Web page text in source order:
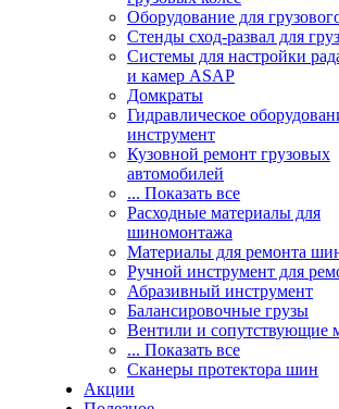
Оборудование для
Стенды сход-развал для
Системы для настройки
и камер ASAP
Домкраты
Гидравлическое
инструмент
Кузовной ремонт грузовых
автомобилей
... Показать все
Расходные материалы для
шиномонтажа
Материалы для ремонта
Ручной инструмент для
Абразивный инструмент
Балансировочные грузы
Вентили и сопутствующие
... Показать все
Сканеры протектора шин
Акции